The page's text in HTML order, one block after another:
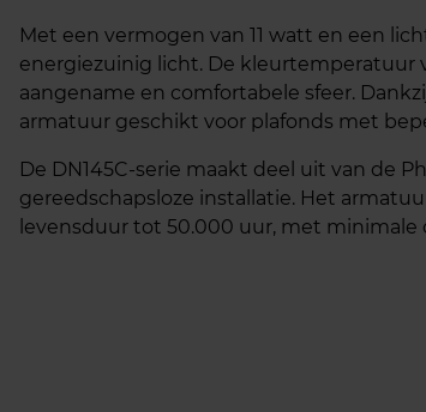
Met een vermogen van 11 watt en een
energiezuinig licht. De kleurtemperatuur
aangename en comfortabele sfeer.
armatuur geschikt voor plafonds met
De DN145C-serie maakt deel uit van de
gereedschapsloze installatie. Het
levensduur tot 50.000 uur, met